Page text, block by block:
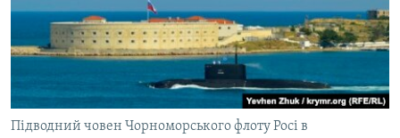
Підводний човен Чорноморського флоту Росі в